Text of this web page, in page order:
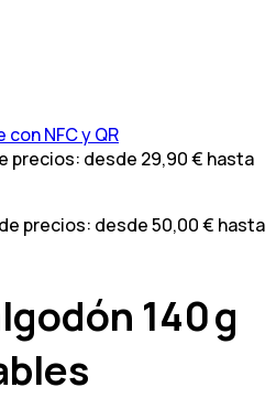
NFC y QR
precios: desde 29,90 € hasta
precios: desde 50,00 € hasta
140 g